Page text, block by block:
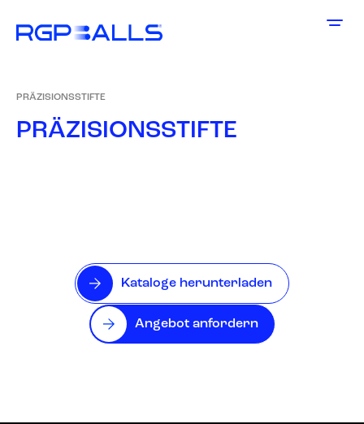
PRÄZISIONSSTIFTE
PRÄZISIONSSTIFTE
Kataloge herunterladen
Angebot anfordern